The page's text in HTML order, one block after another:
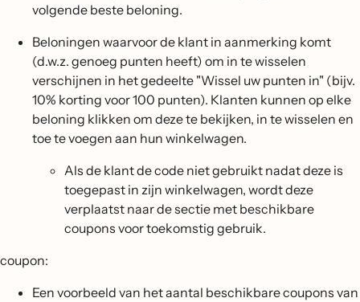
volgende beste beloning.
Beloningen waarvoor de klant in aanmerking komt
(d.w.z. genoeg punten heeft) om in te wisselen
verschijnen in het gedeelte "Wissel uw punten in" (bijv.
10% korting voor 100 punten). Klanten kunnen op elke
beloning klikken om deze te bekijken, in te wisselen en
toe te voegen aan hun winkelwagen.
Als de klant de code niet gebruikt nadat deze is
toegepast in zijn winkelwagen, wordt deze
verplaatst naar de sectie met beschikbare
coupons voor toekomstig gebruik.
coupon:
Een voorbeeld van het aantal beschikbare coupons van